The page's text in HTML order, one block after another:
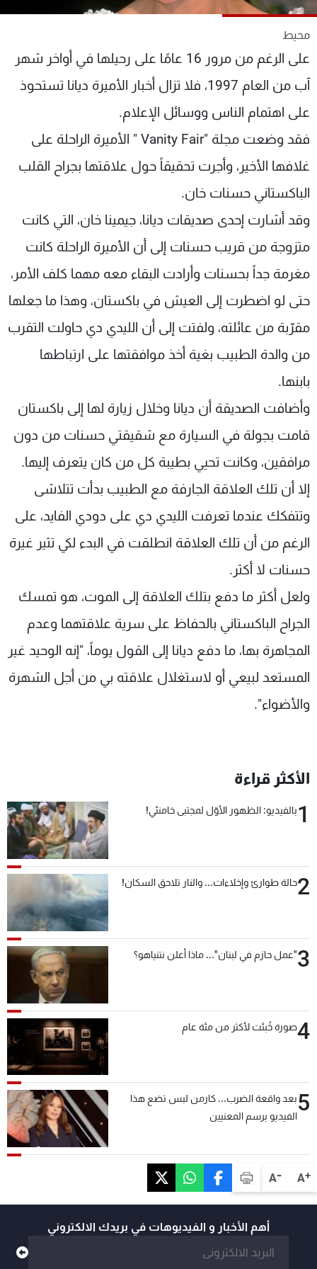
A+
A-
محيط
على الرغم من مرور 16 عامًا على رحيلها في أواخر شهر
آب من العام 1997، فلا تزال أخبار الأميرة ديانا تستحوذ
على اهتمام الناس ووسائل الإعلام.
فقد وضعت مجلة "Vanity Fair " الأميرة الراحلة على
غلافها الأخير، وأجرت تحقيقاً حول علاقتها بجراح القلب
الباكستاني حسنات خان.
وقد أشارت إحدى صديقات ديانا، جيمينا خان، التي كانت
متزوجة من قريب حسنات إلى أن الأميرة الراحلة كانت
مغرمة جداً بحسنات وأرادت البقاء معه مهما كلف الأمر،
حتى لو اضطرت إلى العيش في باكستان، وهذا ما جعلها
مقرّبة من عائلته، ولفتت إلى أن الليدي دي حاولت التقرب
من والدة الطبيب بغية أخذ موافقتها على ارتباطها
بابنها.
وأضافت الصديقة أن ديانا وخلال زيارة لها إلى باكستان
قامت بجولة في السيارة مع شقيقتي حسنات من دون
مرافقين، وكانت تحيي بطيبة كل من كان يتعرف إليها.
إلا أن تلك العلاقة الجارفة مع الطبيب بدأت تتلاشى
وتتفكك عندما تعرفت الليدي دي على دودي الفايد، على
الرغم من أن تلك العلاقة انطلقت في البدء لكي تثير غيرة
حسنات لا أكثر.
ولعل أكثر ما دفع بتلك العلاقة إلى الموت، هو تمسك
الجراح الباكستاني بالحفاظ على سرية علاقتهما وعدم
المجاهرة بها، ما دفع ديانا إلى القول يوماً، "إنه الوحيد غير
المستعد لبيعي أو لاستغلال علاقته بي من أجل الشهرة
والأضواء".
الأكثر قراءة
1بالفيديو: الظهور الأوّل لمجتبى خامنئي!
2حالة طوارئ وإخلاءات... والنار تلاحق السكان!
3"عمل حازم في لبنان"... ماذا أعلن نتنياهو؟
4صورة خُبئت لأكثر من مئة عام
5بعد واقعة الضرب... كارمن لبس تضع هذا
الفيديو برسم المعنيين
أهم الأخبار و الفيديوهات في بريدك الالكتروني
شاهد البرامج
الترددات
عن MTV
الإنـتـاج
لاعلاناتكم
وظائف
تواصل معنا
شروط الإسـتخدام
سياسة الخصوصية